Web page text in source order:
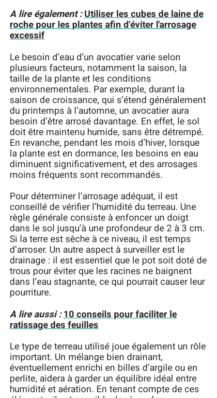
A lire également :Utiliser les cubes de laine de
roche pour les plantes afin d'éviter l'arrosage
excessif
Le besoin d’eau d’un avocatier varie selon
plusieurs facteurs, notamment la saison, la
taille de la plante et les conditions
environnementales. Par exemple, durant la
saison de croissance, qui s’étend généralement
du printemps à l’automne, un avocatier aura
besoin d’être arrosé davantage. En effet, le sol
doit être maintenu humide, sans être détrempé.
En revanche, pendant les mois d’hiver, lorsque
la plante est en dormance, les besoins en eau
diminuent significativement, et des arrosages
moins fréquents sont recommandés.
Pour déterminer l’arrosage adéquat, il est
conseillé de vérifier l’humidité du terreau. Une
règle générale consiste à enfoncer un doigt
dans le sol jusqu’à une profondeur de 2 à 3 cm.
Si la terre est sèche à ce niveau, il est temps
d’arroser. Un autre aspect à surveiller est le
drainage : il est essentiel que le pot soit doté de
trous pour éviter que les racines ne baignent
dans l’eau stagnante, ce qui pourrait causer leur
pourriture.
A lire aussi : 10 conseils pour faciliter le
ratissage des feuilles
Le type de terreau utilisé joue également un rôle
important. Un mélange bien drainant,
éventuellement enrichi en billes d’argile ou en
perlite, aidera à garder un équilibre idéal entre
humidité et aération. En tenant compte de ces